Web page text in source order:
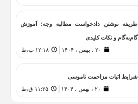
طریقه نوشتن دادخواست مطالبه وجه؛ آموزش
گام‌به‌گام و نکات کلیدی
۲۰ ، بهمن ، ۱۴۰۴
۱۲:۱۸ ب٫ظ
شرایط اثبات مزاحمت ناموسی
۲۰ ، بهمن ، ۱۴۰۴
۱۱:۳۵ ق٫ظ